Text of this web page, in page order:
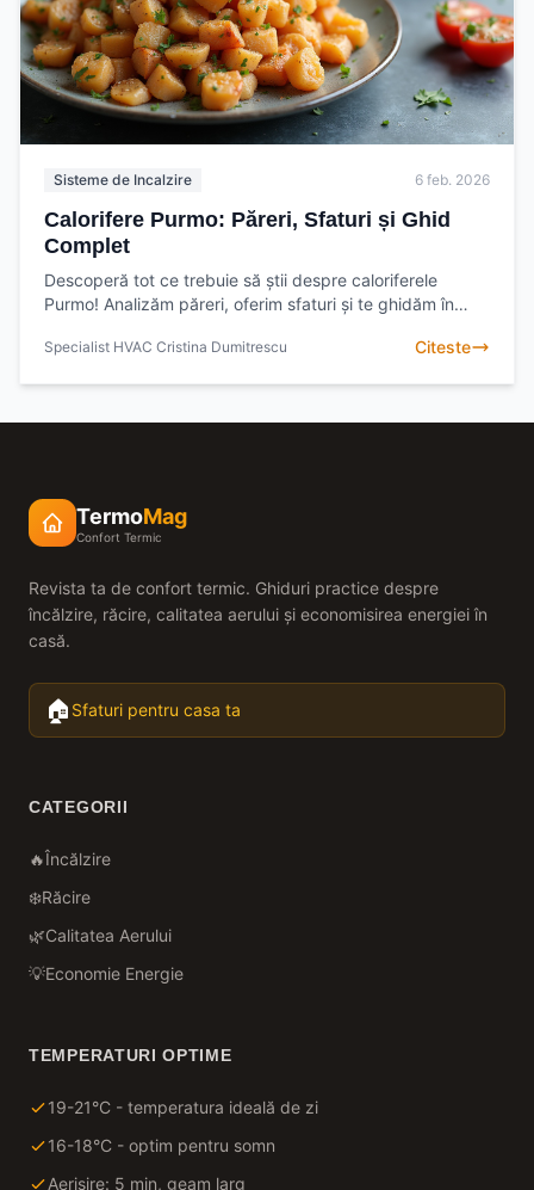
Sisteme de Incalzire 6 feb. 2026
Calorifere Purmo: Păreri, Sfaturi și Ghid
Complet
Descoperă tot ce trebuie să știi despre caloriferele
Purmo! Analizăm păreri, oferim sfaturi și te ghidăm în
Specialist HVAC Cristina Dumitrescu Citeste
TermoMag
Confort Termic
Revista ta de confort termic. Ghiduri practice despre
încălzire, răcire, calitatea aerului și economisirea energiei în
casă.
🏠 Sfaturi pentru casa ta
CATEGORII
🔥Încălzire
❄️Răcire
🌿Calitatea Aerului
💡Economie Energie
TEMPERATURI OPTIME
19-21°C - temperatura ideală de zi
16-18°C - optim pentru somn
Aerisire: 5 min, geam larg